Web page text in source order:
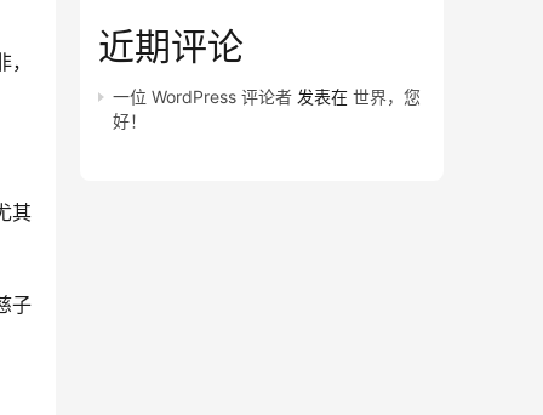
其
子
近期评论
一位 WordPress 评论者 发表在 世界，您
好！